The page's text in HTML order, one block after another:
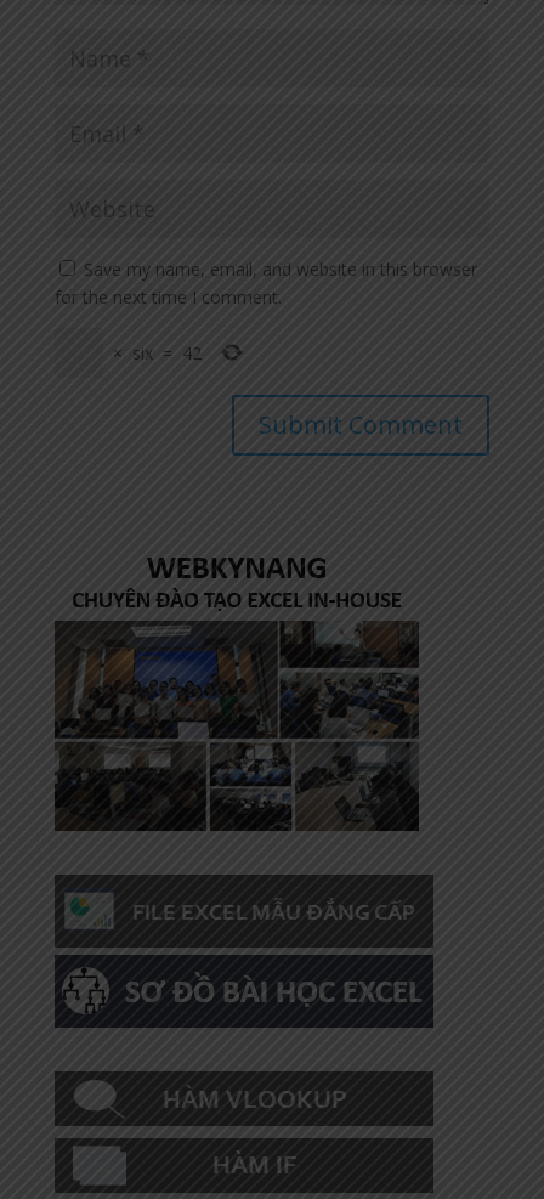
Save my name, email, and website in this browser
for the next time I comment.
× six = 42